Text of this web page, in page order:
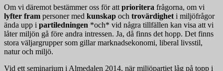
Om vi däremot bestämmer oss för att prioritera frågorna, om vi
lyfter fram personer med kunskap och trovärdighet i miljöfrågor
ända upp i partiledningen *och* vid några tillfällen kan visa att vi
låter miljön gå före andra intressen. Ja, då finns det hopp. Det finns
stora väljargrupper som gillar marknadsekonomi, liberal livsstil,
natur och miljö.
Vid ett seminarium i Almedalen 2014, när miljöpartiet låg på topp i